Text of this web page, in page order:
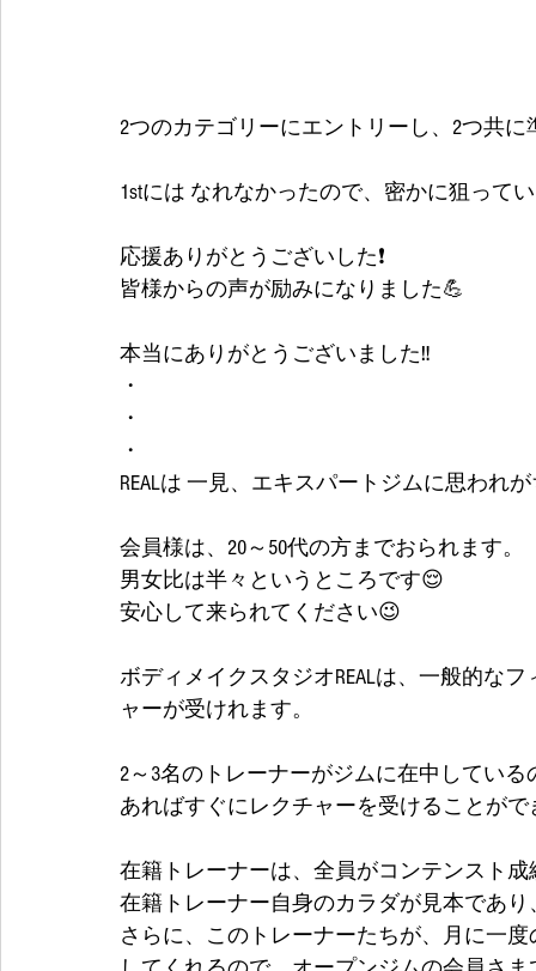
2つのカテゴリーにエントリーし、2つ共
1stには なれなかったので、密かに狙って
応援ありがとうございした❗
皆様からの声が励みになりました💪
本当にありがとうございました‼
・
・
・
REALは 一見、エキスパートジムに思われ
会員様は、20～50代の方までおられます。
男女比は半々というところです😌
安心して来られてください😉
ボディメイクスタジオREALは、一般的な
ャーが受けれます。
2～3名のトレーナーがジムに在中してい
あればすぐにレクチャーを受けることがで
在籍トレーナーは、全員がコンテンスト
在籍トレーナー自身のカラダが見本であ
さらに、このトレーナーたちが、月に一